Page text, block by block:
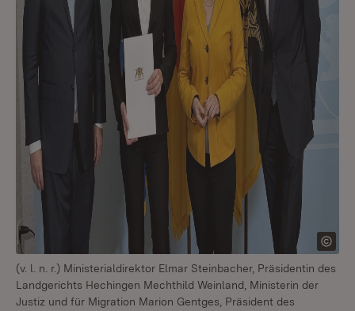
(v. l. n. r.) Ministerialdirektor Elmar Steinbacher, Präsidentin des
Landgerichts Hechingen Mechthild Weinland, Ministerin der
Justiz und für Migration Marion Gentges, Präsident des